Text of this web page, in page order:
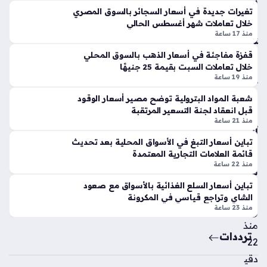
لا
ق
الم
و
س
م
الج
دي
منذ
4
سا
عا
ت
قيا
دة
الإم
ارا
ن
الاق
ت
صا
دي
ة
والأ
نوا
ع
الف
اخ
رة
بالأ
س
وا
ق
منذ
22
دقي
داخل المزارع، بينما تفاوتت أسعار البيع للمستهلك بين 69…
تغيرات جديدة في أسعار السجائر بالسوق المصري
خلال تعاملات شهر أغسطس الحالي
منذ 17 ساعة
قفزة مفاجئة في أسعار الذهب بالسوق المحلي
خلال تعاملات السبت بقيمة 25 جنيهًا
منذ 19 ساعة
شعبة المواد البترولية توضح مصير أسعار الوقود
قبل انعقاد لجنة التسعير المرتقبة
منذ 21 ساعة
تباين أسعار التبغ في الأسواق المحلية بعد تحديث
قائمة العلامات التجارية المعتمدة
منذ 22 ساعة
تباين أسعار السلع الغذائية بالأسواق مع صعود
الشاي وتراجع قياسي في المكرونة
منذ 23 ساعة
ترددات